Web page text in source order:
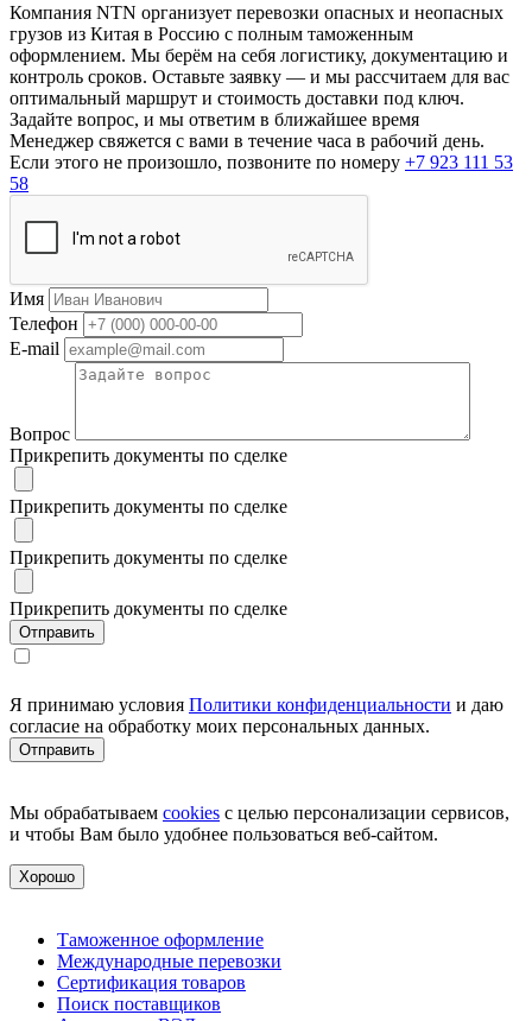
Компания NTN организует перевозки опасных и неопасных
грузов из Китая в Россию с полным таможенным
оформлением. Мы берём на себя логистику, документацию и
контроль сроков. Оставьте заявку — и мы рассчитаем для вас
оптимальный маршрут и стоимость доставки под ключ.
Задайте вопрос, и мы ответим в ближайшее время
Менеджер свяжется с вами в течение часа в рабочий день.
Если этого не произошло, позвоните по номеру +7 923 111 53
58
Имя
Телефон
E-mail
Вопрос
Прикрепить документы по сделке
Прикрепить документы по сделке
Прикрепить документы по сделке
Прикрепить документы по сделке
Я принимаю условия Политики конфиденциальности и даю
согласие на обработку моих персональных данных.
Мы обрабатываем cookies с целью персонализации сервисов,
и чтобы Вам было удобнее пользоваться веб-сайтом.
Хорошо
Таможенное оформление
Международные перевозки
Сертификация товаров
Поиск поставщиков